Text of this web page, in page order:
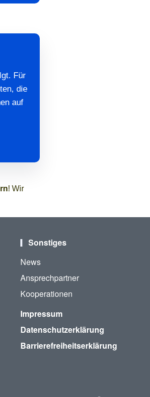
Für
die
auf
! Wir
Sonstiges
News
Ansprechpartner
Kooperationen
Impressum
Datenschutzerklärung
Barrierefreiheitserklärung